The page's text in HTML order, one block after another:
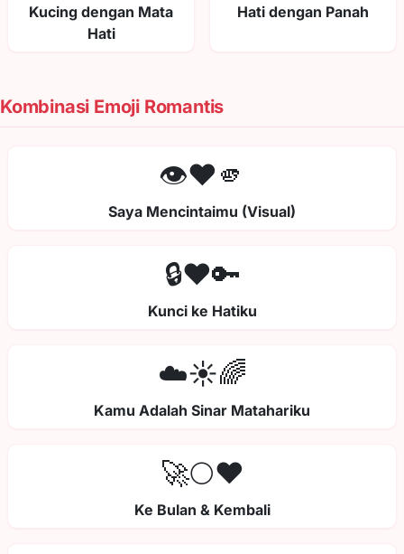
Kucing dengan Mata
Hati
Hati dengan Panah
Kombinasi Emoji Romantis
👁️❤️🫵
Saya Mencintaimu (Visual)
🔒❤️🔑
Kunci ke Hatiku
☁️☀️🌈
Kamu Adalah Sinar Matahariku
🚀🌕❤️
Ke Bulan & Kembali